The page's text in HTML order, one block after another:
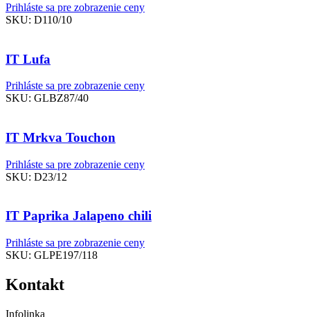
Prihláste sa pre zobrazenie ceny
SKU: D110/10
IT Lufa
Prihláste sa pre zobrazenie ceny
SKU: GLBZ87/40
IT Mrkva Touchon
Prihláste sa pre zobrazenie ceny
SKU: D23/12
IT Paprika Jalapeno chili
Prihláste sa pre zobrazenie ceny
SKU: GLPE197/118
Kontakt
Infolinka